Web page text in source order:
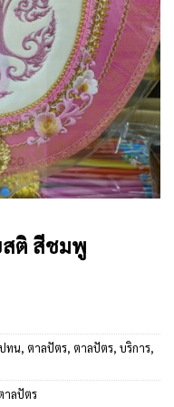
สติ สีชมพู
ทน, ตาลปัตร, ตาลปัตร, บริการ,
าลปัตร